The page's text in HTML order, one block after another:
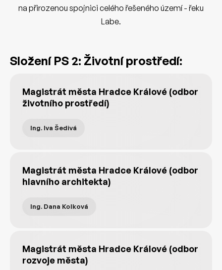
na přirozenou spojnici celého řešeného území - řeku
Labe.
Složení PS 2: Životní prostředí:
Magistrát města Hradce Králové (odbor
životního prostředí)
Ing. Iva Šedivá
Magistrát města Hradce Králové (odbor
hlavního architekta)
Ing. Dana Kolková
Magistrát města Hradce Králové (odbor
rozvoje města)